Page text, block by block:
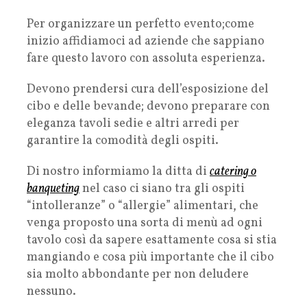
Per organizzare un perfetto evento;come
inizio affidiamoci ad aziende che sappiano
fare questo lavoro con assoluta esperienza.
Devono prendersi cura dell’esposizione del
cibo e delle bevande; devono preparare con
eleganza tavoli sedie e altri arredi per
garantire la comodità degli ospiti.
Di nostro informiamo la ditta di catering o
banquetingnel caso ci siano tra gli ospiti
“intolleranze” o “allergie” alimentari, che
venga proposto una sorta di menù ad ogni
tavolo così da sapere esattamente cosa si stia
mangiando e cosa più importante che il cibo
sia molto abbondante per non deludere
nessuno.